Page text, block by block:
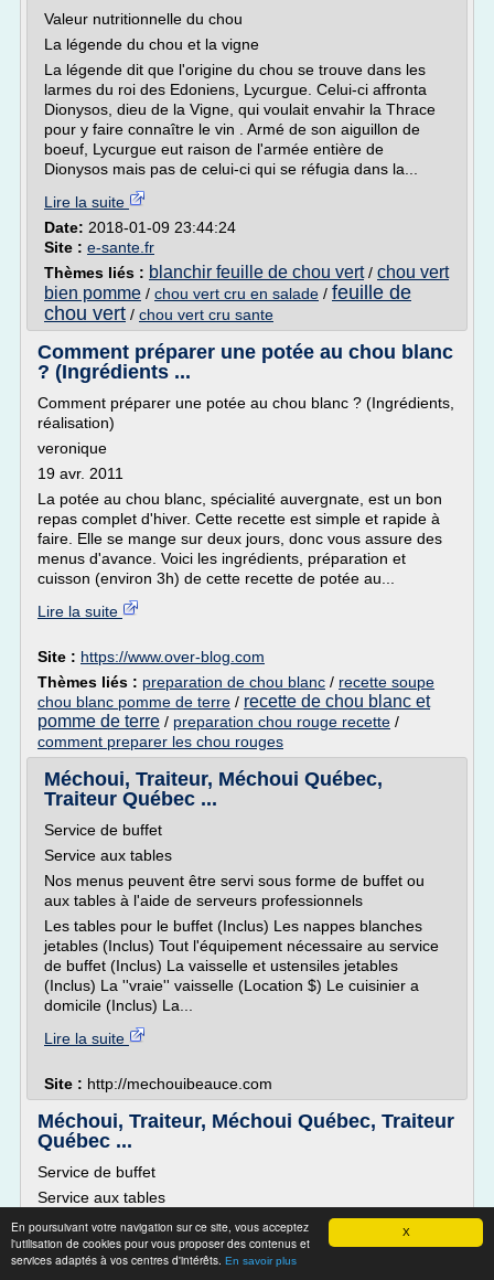
X
En poursuivant votre navigation sur ce site, vous acceptez
l'utilisation de cookies pour vous proposer des contenus et
services adaptés à vos centres d'intérêts. En savoir plus
Valeur nutritionnelle du chou
La légende du chou et la vigne
La légende dit que l'origine du chou se trouve dans les
larmes du roi des Edoniens, Lycurgue. Celui-ci affronta
Dionysos, dieu de la Vigne, qui voulait envahir la Thrace
pour y faire connaître le vin . Armé de son aiguillon de
boeuf, Lycurgue eut raison de l'armée entière de
Dionysos mais pas de celui-ci qui se réfugia dans la...
Lire la suite
Date: 2018-01-09 23:44:24
Site : e-sante.fr
Thèmes liés : blanchir feuille de chou vert/ chou vert
bien pomme / chou vert cru en salade / feuille de
chou vert / chou vert cru sante
Comment préparer une potée au chou blanc
? (Ingrédients ...
Comment préparer une potée au chou blanc ? (Ingrédients,
réalisation)
veronique
19 avr. 2011
La potée au chou blanc, spécialité auvergnate, est un bon
repas complet d'hiver. Cette recette est simple et rapide à
faire. Elle se mange sur deux jours, donc vous assure des
menus d'avance. Voici les ingrédients, préparation et
cuisson (environ 3h) de cette recette de potée au...
Lire la suite
Site : https://www.over-blog.com
Thèmes liés : preparation de chou blanc / recette soupe
chou blanc pomme de terre / recette de chou blanc et
pomme de terre / preparation chou rouge recette /
comment preparer les chou rouges
Méchoui, Traiteur, Méchoui Québec,
Traiteur Québec ...
Service de buffet
Service aux tables
Nos menus peuvent être servi sous forme de buffet ou
aux tables à l'aide de serveurs professionnels
Les tables pour le buffet (Inclus) Les nappes blanches
jetables (Inclus) Tout l'équipement nécessaire au service
de buffet (Inclus) La vaisselle et ustensiles jetables
(Inclus) La ''vraie'' vaisselle (Location $) Le cuisinier a
domicile (Inclus) La...
Lire la suite
Site : http://mechouibeauce.com
Méchoui, Traiteur, Méchoui Québec, Traiteur
Québec ...
Service de buffet
Service aux tables
Nos menus peuvent être servi sous forme de buffet ou aux
tables à l'aide de serveurs professionnels
Les tables pour le buffet (Inclus) Les nappes blanches